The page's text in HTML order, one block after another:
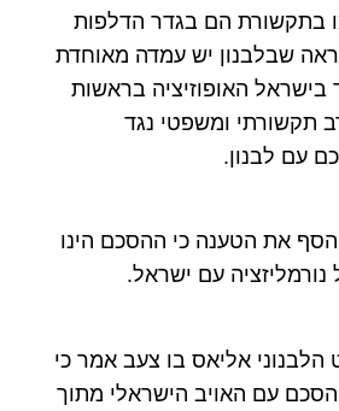
בתקשורת הם בגדר הדלפות
שבלבנון יש עמדה מאוחדת
האופוזיציה בראשות
תקשורתי ומשפטי נגד
עם לבנון.
הסף את הטענה כי ההסכם הינו
עם ישראל.
הלבנוני אליאס בו צעב אמר כי
עם האויב הישראלי מתוך